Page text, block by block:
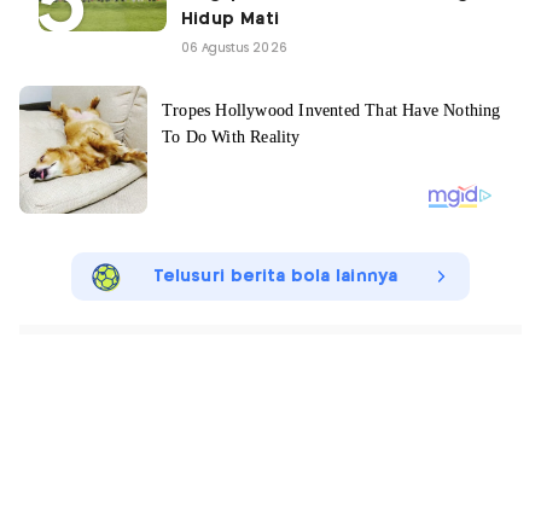
Hidup Mati
06 Agustus 2026
Telusuri berita bola lainnya